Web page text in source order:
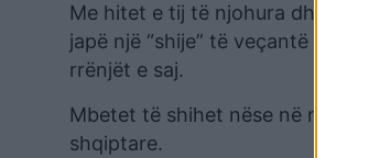
Me hitet e tij të njohura dhe
japë një “shije” të veçantë
rrënjët e saj.
Mbetet të shihet nëse në
shqiptare.